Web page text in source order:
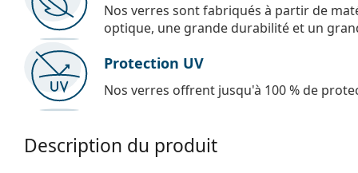
Nos verres sont fabriqués à partir de
optique, une grande durabilité et un
Protection UV
Nos verres offrent jusqu'à 100 % de
Description du produit